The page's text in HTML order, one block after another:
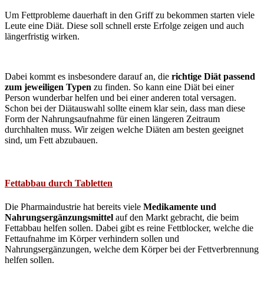
Um Fettprobleme dauerhaft in den Griff zu bekommen starten viele
Leute eine Diät. Diese soll schnell erste Erfolge zeigen und auch
längerfristig wirken.
Dabei kommt es insbesondere darauf an, die richtige Diät passend
zum jeweiligen Typen zu finden. So kann eine Diät bei einer
Person wunderbar helfen und bei einer anderen total versagen.
Schon bei der Diätauswahl sollte einem klar sein, dass man diese
Form der Nahrungsaufnahme für einen längeren Zeitraum
durchhalten muss. Wir zeigen welche Diäten am besten geeignet
sind, um Fett abzubauen.
Fettabbau durch Tabletten
Die Pharmaindustrie hat bereits viele Medikamente und
Nahrungsergänzungsmittel auf den Markt gebracht, die beim
Fettabbau helfen sollen. Dabei gibt es reine Fettblocker, welche die
Fettaufnahme im Körper verhindern sollen und
Nahrungsergänzungen, welche dem Körper bei der Fettverbrennung
helfen sollen.